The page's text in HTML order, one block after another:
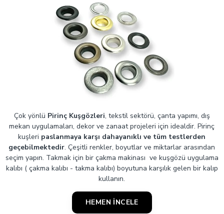
renk seçenekleri için bizimle iletişime geçin!
Projelerinizi bir adım öne taşıyacak çözümler sunuyoruz.
Çok yönlü Pirinç Kuşgözleri, tekstil sektörü, çanta yapımı, dış
mekan uygulamaları, dekor ve zanaat projeleri için idealdir. Pirinç
kuşleri paslanmaya karşı dahayanıklı ve tüm testlerden
geçebilmektedir. Çeşitli renkler, boyutlar ve miktarlar arasından
seçim yapın. Takmak için bir çakma makinası ve kuşgözü uygulama
kalıbı ( çakma kalıbı - takma kalıbı) boyutuna karşılık gelen bir kalıp
kullanın.
HEMEN İNCELE